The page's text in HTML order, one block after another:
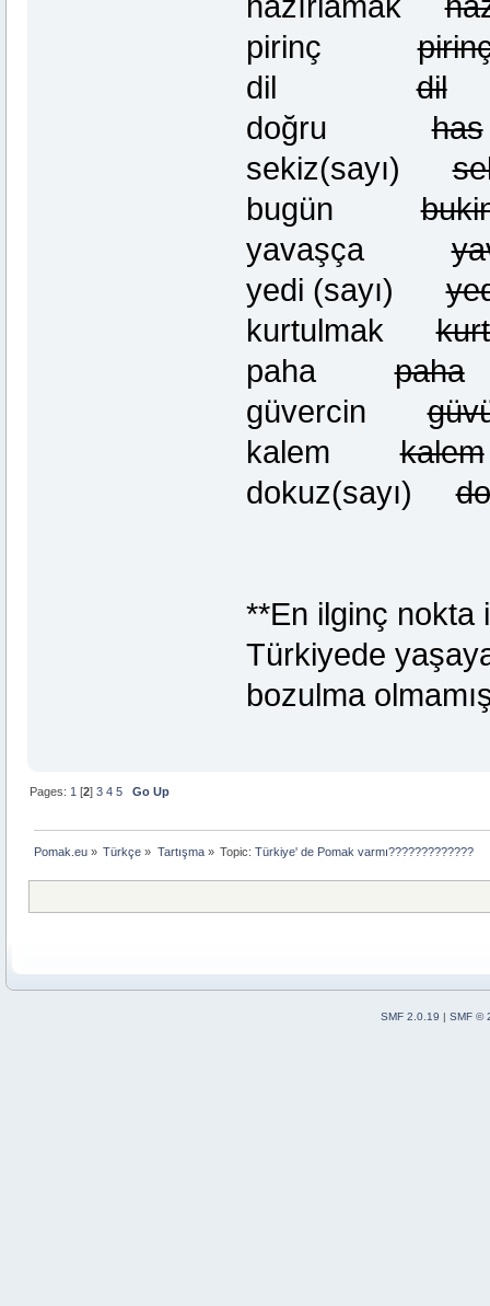
pirinç
dildil
doğruhas
sekiz(sayı)
bugün
yavaşça
yedi (sayı)
kurtulmak
pahapaha
güvercin
kalemkalem
dokuz(sayı)
**En ilginç nokta
Türkiyede
bozulma
Pages:1 [2]3 4 5 Go Up
Pomak.eu » Türkçe » Tartışma» Topic:Türkiye' de Pomak varmı?????????????
SMF 2.0.19
SMF ©